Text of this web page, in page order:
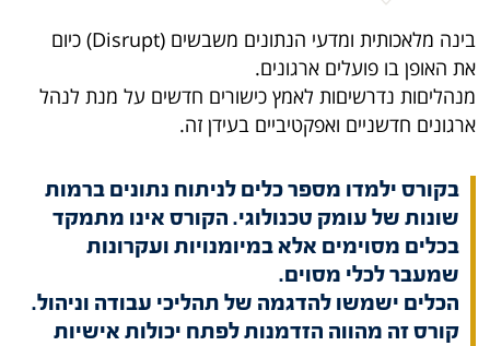
בינה מלאכותית ומדעי הנתונים משבשים (Disrupt) כיום
את האופן בו פועלים ארגונים.
מנהליםות נדרשיםות לאמץ כישורים חדשים על מנת לנהל
ארגונים חדשניים ואפקטיביים בעידן זה.
בקורס ילמדו מספר כלים לניתוח נתונים ברמות
שונות של עומק טכנולוגי. הקורס אינו מתמקד
בכלים מסוימים אלא במיומנויות ועקרונות
שמעבר לכלי מסוים.
הכלים ישמשו להדגמה של תהליכי עבודה וניהול.
קורס זה מהווה הזדמנות לפתח יכולות אישיות